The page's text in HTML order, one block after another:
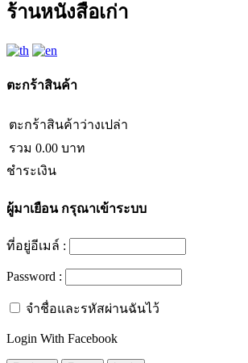
ร้านหนังสือเก่า
ตะกร้าสินค้า
ตะกร้าสินค้าว่างเปล่า
รวม 0.00 บาท
ชำระเงิน
ผู้มาเยือนกรุณาเข้าระบบ
ที่อยู่อีเมล์ :
Password :
จำชื่อและรหัสผ่านฉันไว้
Login With Facebook